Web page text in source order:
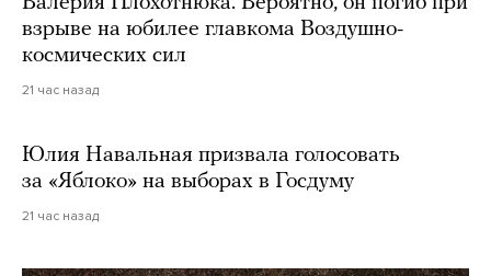
взрыве на юбилее главкома Воздушно-
космических сил
21 час назад
Юлия Навальная призвала голосовать
за «Яблоко» на выборах в Госдуму
21 час назад